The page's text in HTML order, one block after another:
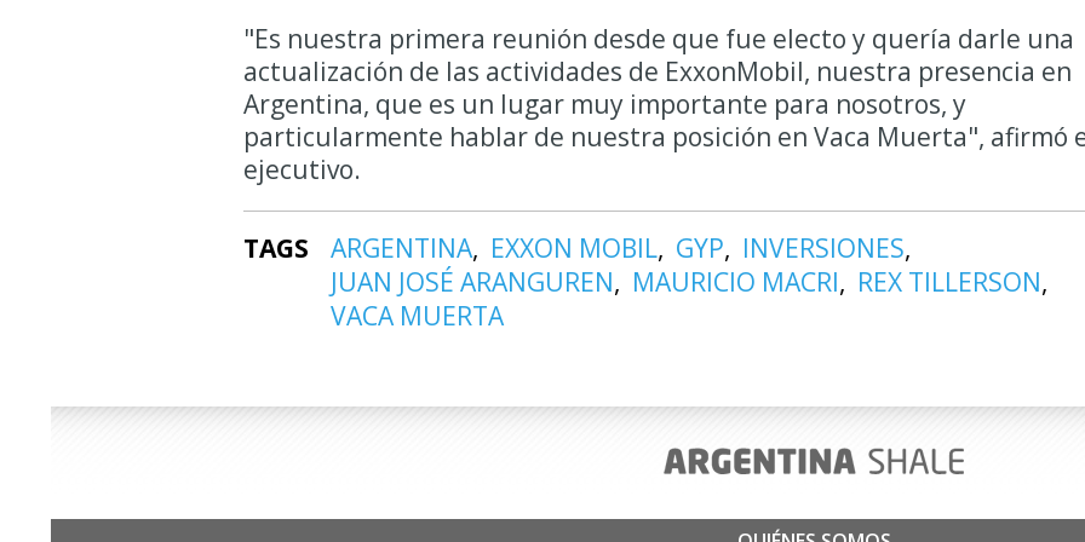
"Es nuestra primera reunión desde que fue electo y quería darle una
actualización de las actividades de ExxonMobil, nuestra presencia en
Argentina, que es un lugar muy importante para nosotros, y
particularmente hablar de nuestra posición en Vaca Muerta", afirmó
ejecutivo.
TAGS ARGENTINA EXXON MOBIL GYP
INVERSIONES
JUAN JOSÉ ARANGUREN
MAURICIO MACRI
REX TILLERSON
VACA MUERTA